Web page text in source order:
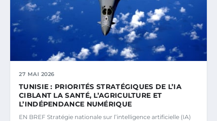
27 MAI 2026
TUNISIE : PRIORITÉS STRATÉGIQUES DE L’IA
CIBLANT LA SANTÉ, L’AGRICULTURE ET
L’INDÉPENDANCE NUMÉRIQUE
EN BREF Stratégie nationale sur l’intelligence artificielle (IA)